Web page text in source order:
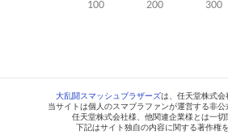
大乱闘スマッシュブラザーズは、任天堂株式会
当サイトは個人のスマブラファンが運営する非公
任天堂株式会社様、他関連企業様とは一切
下記はサイト独自の内容に関する著作権